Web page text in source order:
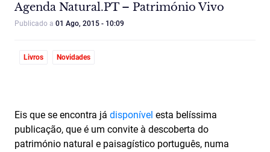
Agenda Natural.PT – Património Vivo
Publicado a 01 Ago, 2015 - 10:09
Livros Novidades
Eis que se encontra já disponível esta belíssima
publicação, que é um convite à descoberta do
património natural e paisagístico português, numa